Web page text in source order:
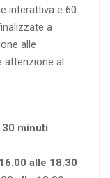
interattiva e 60
a
alle
attenzione al
minuti
alle 18.30